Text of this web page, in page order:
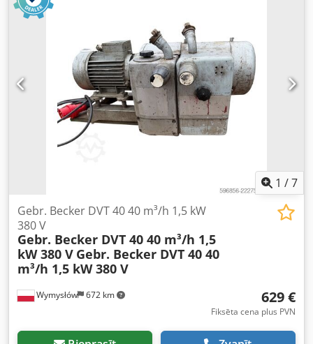
material, requires minimal maintenance, and does not
need oil changes. 100% dry-running (oil-free) operation
Long service life of the vanes Designed for continuous duty
SPECIFICATIONS Flow rate 50 Hz: 129 m³/h Ultimate
vacuum 50 Hz: 100 mbar Credpfott Ixdsx Andof Motor
power 50 Hz: 4.0 kW Sound level 50 Hz: 76.0 dB(A) Flow rate
60 Hz: 154 m³/h Ultimate vacuum 60 Hz: 200 mbar Motor
power 60 Hz: 4.8 kW Sound level 60 Hz: 79.0 dB(A) Weight:
78 kg without motor
1 /7
Wymysłów 672 km
Gebr. Becker DVT 40 40 m³/h 1,5 kW
380 V
Gebr. Becker DVT 40 40 m³/h 1,5
kW 380 V Gebr. Becker DVT 40 40
m³/h 1,5 kW 380 V
629 €
Fiksēta cena plus PVN